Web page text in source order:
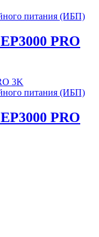
питания (ИБП)
PRO
питания (ИБП)
PRO